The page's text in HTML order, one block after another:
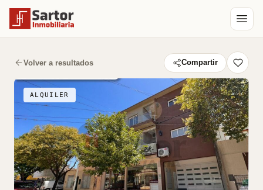
Volver a resultados Compartir
ALQUILER